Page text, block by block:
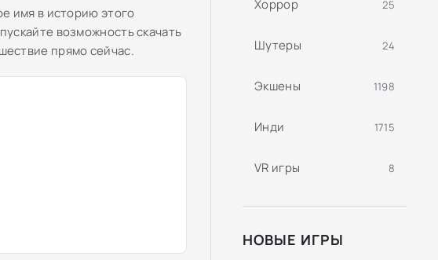
имя в историю этого
возможность скачать
прямо сейчас.
Хоррор 25
Шутеры 24
Экшены 1198
Инди 1715
VR игры 8
НОВЫЕ ИГРЫ